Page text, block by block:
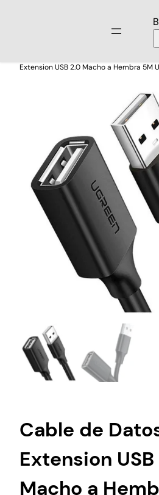
Extension USB 2.0 Macho a Hembra 5M
Cable de
Extension
Macho a